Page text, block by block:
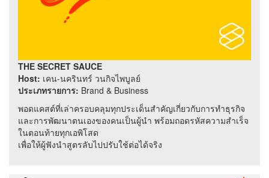
THE SECRET SAUCE
Host: เคน-นครินทร์ วนกิจไพบูลย์
ประเภทรายการ: Brand & Business
พอดแคสต์ที่เล่าครอบคลุมทุกประเด็นสำคัญเกี่ยวกับการทำธุรกิจ
และการพัฒนาตนเองของคนเป็นผู้นำ พร้อมถอดรหัสความสำเร็จ
ในตอนท้ายทุกเอพิโสด
เพื่อให้ผู้ฟังนำสูตรลับไปปรับใช้ต่อได้จริง